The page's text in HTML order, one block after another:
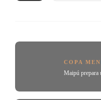
COPA
Maipú prepara